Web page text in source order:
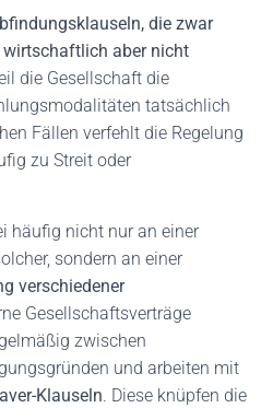
die zwar
aber nicht
die Gesellschaft die
tatsächlich
Fällen verfehlt die Regelung
zu Streit oder
häufig nicht nur an einer
sondern an einer
verschiedener
Gesellschaftsverträge
zwischen
und arbeiten mit
Klauseln. Diese knüpfen die